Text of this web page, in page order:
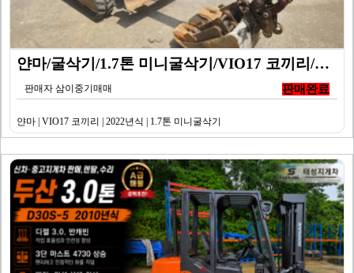
얀마/굴삭기/1.7톤 미니굴삭기/VIO17 코끼리/20…
판매자 삼이중기매매 판매완료
얀마 | VIO17 코끼리 | 2022년식 | 1.7톤 미니굴삭기